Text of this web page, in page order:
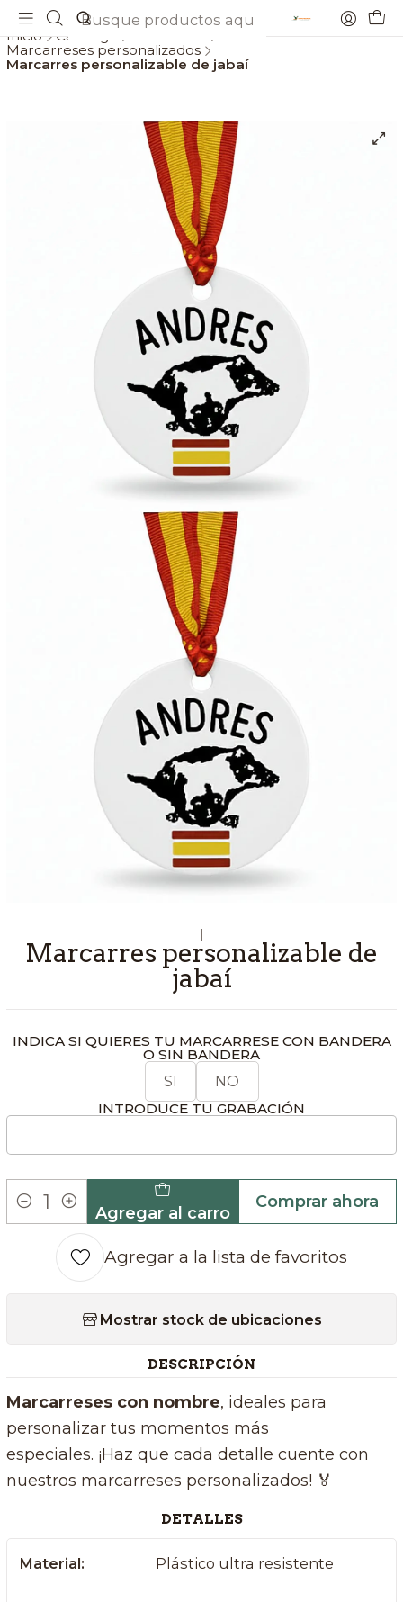
Inicio Catálogo
Marcarreses personalizados
Marcarres personalizable de jabaí
|
Marcarres personalizable de
jabaí
INDICA SI QUIERES TU MARCARRESE CON BANDERA
O SIN BANDERA
SI NO
INTRODUCE TU GRABACIÓN
Cantidad Agregar al carro
Comprar ahora
Agregar a la lista de favoritos
Mostrar stock de ubicaciones
DESCRIPCIÓN
Marcarreses con nombre, ideales para
personalizar tus momentos más
especiales. ¡Haz que cada detalle cuente con
nuestros marcarreses personalizados! 🏅
DETALLES
Material: Plástico ultra resistente